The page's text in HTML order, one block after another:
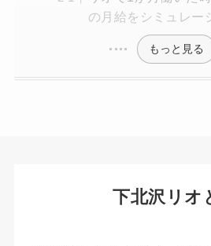
の月給をシミュレー
もっと見る
下北沢リオ